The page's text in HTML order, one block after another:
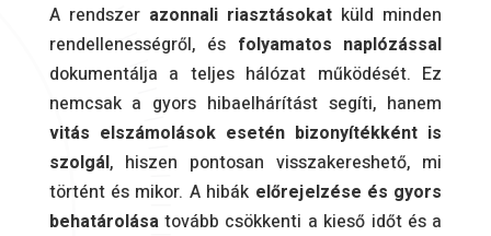
A rendszer azonnali riasztásokat küld minden
rendellenességről, és folyamatos naplózással
dokumentálja a teljes hálózat működését. Ez
nemcsak a gyors hibaelhárítást segíti, hanem
vitás elszámolások esetén bizonyítékként is
szolgál, hiszen pontosan visszakereshető, mi
történt és mikor. A hibák előrejelzése és gyors
behatárolásatovább csökkenti a kieső időt és a